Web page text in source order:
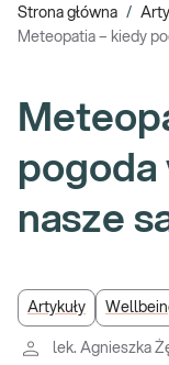
Strona główna /
Meteopatia – kiedy
pogoda
nasze
Artykuły
lek. Agnieszka